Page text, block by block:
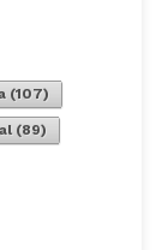
(107)
(89)